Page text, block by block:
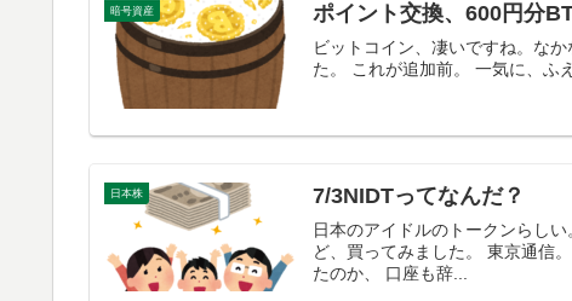
暗号資産 ポイント交換、600円分
ビットコイン、凄いですね。な
た。 これが追加前。 一気に、ふ
日本株 7/3NIDTってなんだ？
日本のアイドルのトークンらし
ど、買ってみました。 東京通信
たのか、 口座も辞...